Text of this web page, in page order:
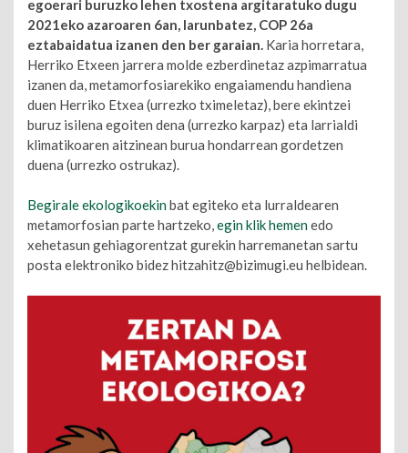
egoerari buruzko lehen txostena argitaratuko dugu
2021eko azaroaren 6an, larunbatez, COP 26a
eztabaidatua izanen den ber garaian. Karia horretara,
Herriko Etxeen jarrera molde ezberdinetaz azpimarratua
izanen da, metamorfosiarekiko engaiamendu handiena
duen Herriko Etxea (urrezko tximeletaz), bere ekintzei
buruz isilena egoiten dena (urrezko karpaz) eta larrialdi
klimatikoaren aitzinean burua hondarrean gordetzen
duena (urrezko ostrukaz).
Begirale ekologikoekinbat egiteko eta lurraldearen
metamorfosian parte hartzeko,egin klik hemenedo
xehetasun gehiagorentzat gurekin harremanetan sartu
posta elektroniko bidez hitzahitz@bizimugi.eu helbidean.